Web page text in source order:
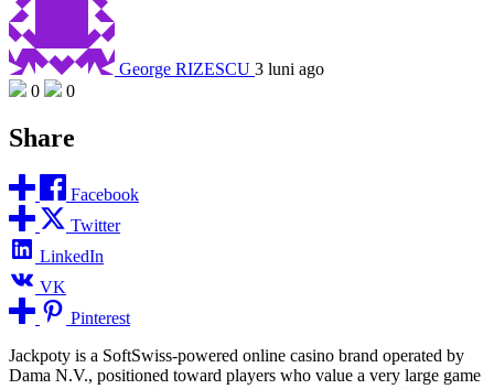
George RIZESCU 3 luni ago
0
0
Share
Facebook
Twitter
LinkedIn
VK
Pinterest
Jackpoty is a SoftSwiss-powered online casino brand operated by
Dama N.V., positioned toward players who value a very large game